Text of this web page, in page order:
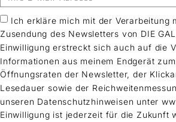
Ich erkläre mich mit der Verarbeitung
Zusendung des Newsletters von DIE
Einwilligung erstreckt sich auch auf die
Informationen aus meinem Endgerät
Öffnungsraten der Newsletter, der
Lesedauer sowie der
unseren Datenschutzhinweisen unter
Einwilligung ist jederzeit für die Zukunft